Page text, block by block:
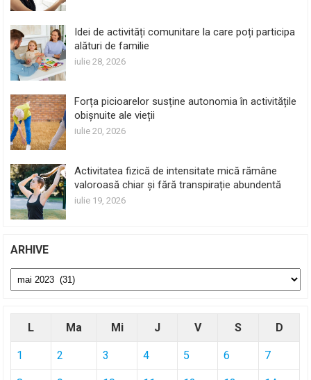
Idei de activități comunitare la care poți participa
alături de familie
iulie 28, 2026
Forța picioarelor susține autonomia în activitățile
obișnuite ale vieții
iulie 20, 2026
Activitatea fizică de intensitate mică rămâne
valoroasă chiar și fără transpirație abundentă
iulie 19, 2026
ARHIVE
Arhive
L Ma Mi J V S D
1 2 3 4 5 6 7